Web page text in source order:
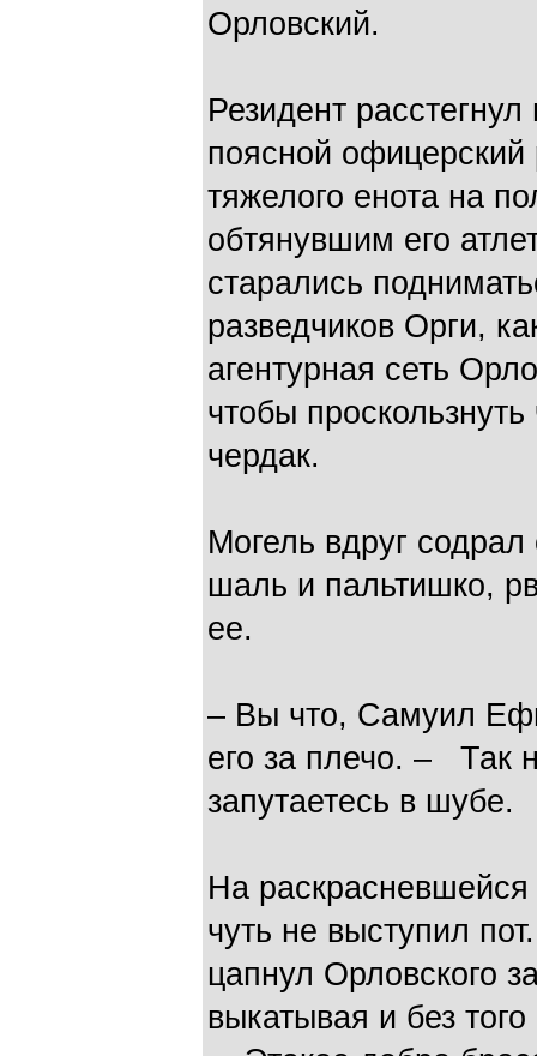
Орловский.
Резидент
поясной
тяжелого енота на
обтянувшим его
старались
разведчиков Орги,
агентурная сеть
чтобы
чердак.
Могель вдруг
шаль и пальтишко,
ее.
– Вы что, Самуил
его за плечо. – Так
запутаетесь в шубе.
На
чуть не выступил
цапнул Орловского
выкатывая и без